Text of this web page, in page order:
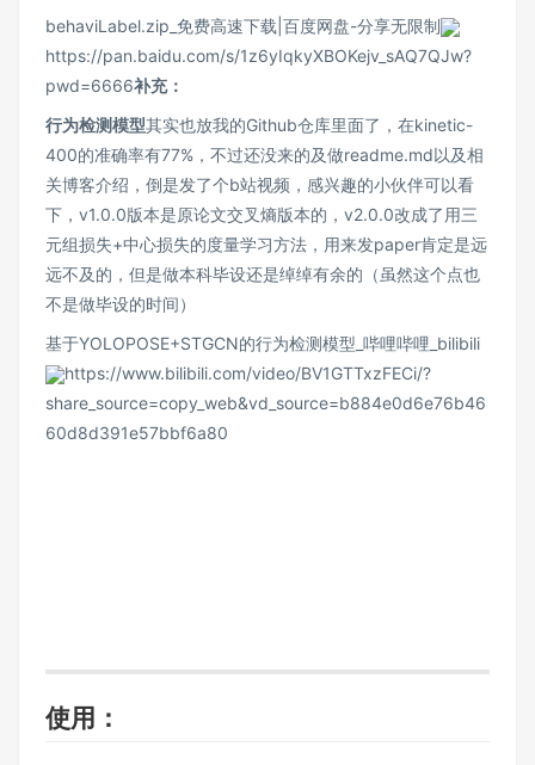
behaviLabel.zip_免费高速下载|百度网盘-分享无限制
https://pan.baidu.com/s/1z6yIqkyXBOKejv_sAQ7QJw?
pwd=6666补充：
行为检测模型其实也放我的Github仓库里面了，在kinetic-
400的准确率有77%，不过还没来的及做readme.md以及相
关博客介绍，倒是发了个b站视频，感兴趣的小伙伴可以看
下，v1.0.0版本是原论文交叉熵版本的，v2.0.0改成了用三
元组损失+中心损失的度量学习方法，用来发paper肯定是远
远不及的，但是做本科毕设还是绰绰有余的（虽然这个点也
不是做毕设的时间）
基于YOLOPOSE+STGCN的行为检测模型_哔哩哔哩_bilibili
https://www.bilibili.com/video/BV1GTTxzFECi/?
share_source=copy_web&vd_source=b884e0d6e76b46
60d8d391e57bbf6a80
使用：